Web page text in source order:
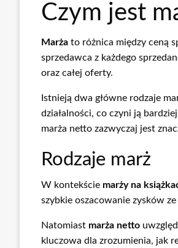
Czym jest
Marża to różnica między ceną
sprzedawca z każdego
oraz całej oferty.
Istnieją dwa główne rodzaje
działalności, co czyni ją
marża netto zazwyczaj jest
Rodzaje marż
W kontekście marży na
szybkie oszacowanie zysków
Natomiast marża netto
kluczowa dla zrozumienia, jak